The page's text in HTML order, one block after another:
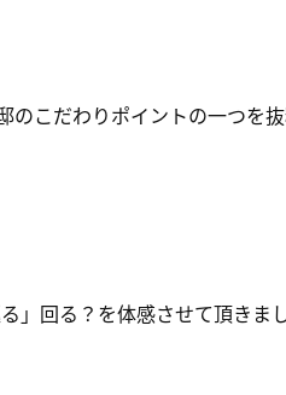
こだわりポイントの一つを抜
」回る？を体感させて頂きまし